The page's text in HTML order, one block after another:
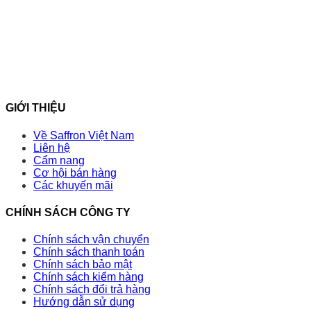
GIỚI THIỆU
Về Saffron Việt Nam
Liên hệ
Cẩm nang
Cơ hội bán hàng
Các khuyến mãi
CHÍNH SÁCH CÔNG TY
Chính sách vận chuyển
Chính sách thanh toán
Chính sách bảo mật
Chính sách kiểm hàng
Chính sách đổi trả hàng
Hướng dẫn sử dụng